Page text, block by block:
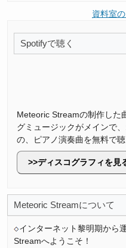
資料室
Spotifyで聴く
Meteoric Streamの制作した
グミュージックがメインで
の、ピアノ演奏曲を無料で聴
ディスコグラフィを見
Meteoric Streamについて
インターネット黎明期から
Streamへようこそ！